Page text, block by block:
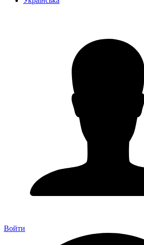
Войти